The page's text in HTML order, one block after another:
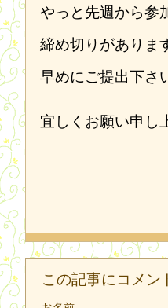
やっと先週から参
締め切りがありま
早めにご提出下さ
宜しくお願い申し
この記事にコメン